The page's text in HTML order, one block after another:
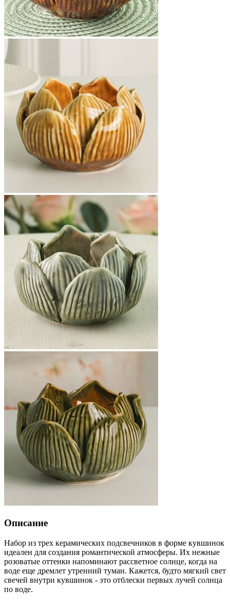
Описание
Набор из трех керамических подсвечников в форме кувшинок
идеален для создания романтической атмосферы. Их нежные
розоватые оттенки напоминают рассветное солнце, когда на
воде еще дремлет утренний туман. Кажется, будто мягкий свет
свечей внутри кувшинок - это отблески первых лучей солнца
по воде.